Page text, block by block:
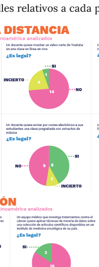
relativos a cada